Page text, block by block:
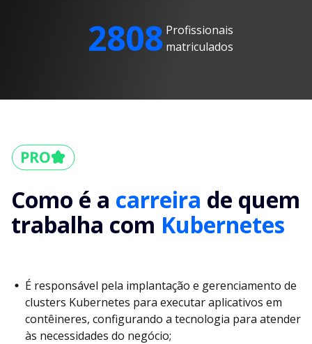
2808 Profissionais
matriculados
Como é a carreira de quem
trabalha com Kubernetes
É responsável pela implantação e gerenciamento de
clusters Kubernetes para executar aplicativos em
contêineres, configurando a tecnologia para atender
às necessidades do negócio;